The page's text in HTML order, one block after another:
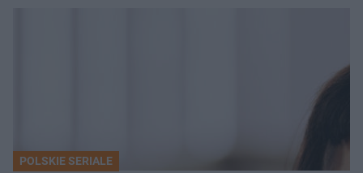
POLSKIE SERIALE